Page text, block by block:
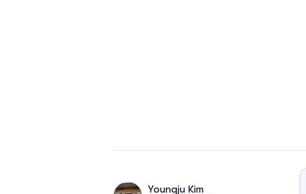
AuthorsName
Youngju Kim